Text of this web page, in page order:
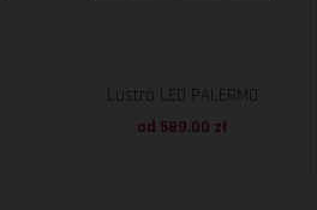
Lustro LED PALERMO
od 589.00 zł